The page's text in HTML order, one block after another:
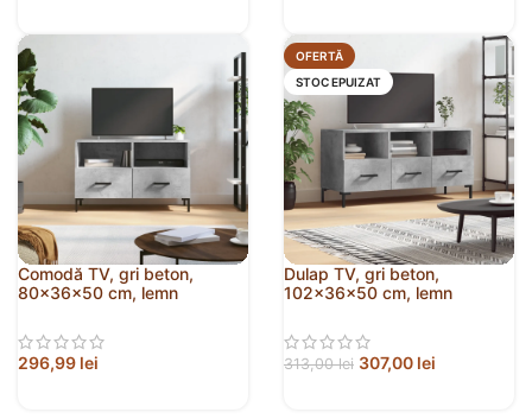
Comodă TV, gri beton,
80x36x50 cm, lemn
296,99 lei
OFERTĂ
STOC EPUIZAT
Dulap TV, gri beton,
102x36x50 cm, lemn
313,00lei 307,00 lei